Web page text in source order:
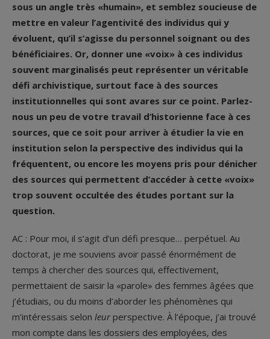
sous un angle très «humain», et semblez soucieuse de
mettre en valeur l’agentivité des individus qui y
évoluent, qu’il s’agisse du personnel soignant ou des
bénéficiaires. Or, donner une «voix» à ces individus
souvent marginalisés peut représenter un véritable
défi archivistique, surtout face à des sources
institutionnelles qui sont avares sur ce point. Parlez-
nous un peu de votre travail d’historienne face à ces
sources, que ce soit pour arriver à étudier la vie en
institution selon la perspective des individus qui la
fréquentent, ou encore les moyens pris pour dénicher
des sources qui permettent d’accéder à cette «voix»
trop souvent occultée des études portant sur la
question.
AC : Pour moi, il s’agit d’un défi presque… perpétuel. Au
doctorat, je me souviens avoir passé énormément de
temps à chercher des sources qui, effectivement,
permettaient de saisir la «parole» des femmes âgées que
j’étudiais, ou du moins d’aborder les phénomènes qui
m’intéressais selon leur perspective. À l’époque, j’ai trouvé
mon compte dans les dossiers des employées, des